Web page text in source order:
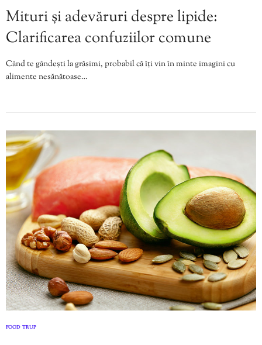
Mituri și adevăruri despre lipide:
Clarificarea confuziilor comune
Când te gândești la grăsimi, probabil că îți vin în minte imagini cu
alimente nesănătoase…
FOOD TRUP